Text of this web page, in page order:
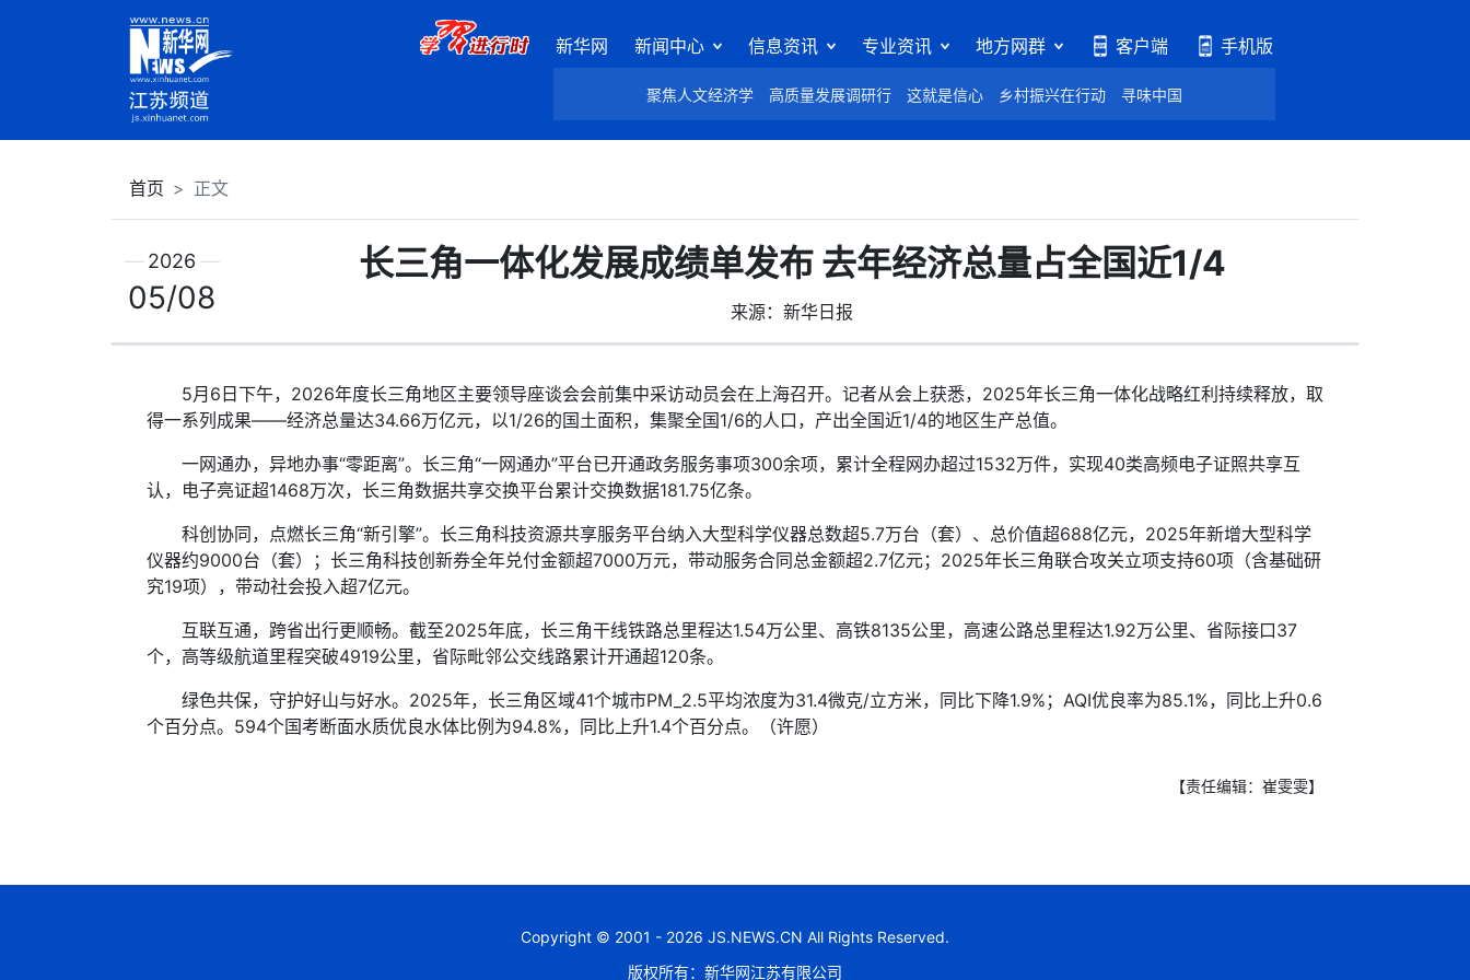
新华网 新闻中心 信息资讯 专业资讯 地方网群 客户端 手机版
聚焦人文经济学 高质量发展调研行 这就是信心 乡村振兴在行动 寻味中国
首页 正文
长三角一体化发展成绩单发布 去年经济总量占全国近1/4
来源：新华日报
2026
05/08
5月6日下午，2026年度长三角地区主要领导座谈会会前集中采访动员会在上海召开。记者从会上获悉，2025年长三角一体化战略红利持续释放，取
得一系列成果——经济总量达34.66万亿元，以1/26的国土面积，集聚全国1/6的人口，产出全国近1/4的地区生产总值。
一网通办，异地办事“零距离”。长三角“一网通办”平台已开通政务服务事项300余项，累计全程网办超过1532万件，实现40类高频电子证照共享互
认，电子亮证超1468万次，长三角数据共享交换平台累计交换数据181.75亿条。
科创协同，点燃长三角“新引擎”。长三角科技资源共享服务平台纳入大型科学仪器总数超5.7万台（套）、总价值超688亿元，2025年新增大型科学
仪器约9000台（套）；长三角科技创新券全年兑付金额超7000万元，带动服务合同总金额超2.7亿元；2025年长三角联合攻关立项支持60项（含基础研
究19项），带动社会投入超7亿元。
互联互通，跨省出行更顺畅。截至2025年底，长三角干线铁路总里程达1.54万公里、高铁8135公里，高速公路总里程达1.92万公里、省际接口37
个，高等级航道里程突破4919公里，省际毗邻公交线路累计开通超120条。
绿色共保，守护好山与好水。2025年，长三角区域41个城市PM_2.5平均浓度为31.4微克/立方米，同比下降1.9%；AQI优良率为85.1%，同比上升0.6
个百分点。594个国考断面水质优良水体比例为94.8%，同比上升1.4个百分点。（许愿）
【责任编辑：崔雯雯】
Copyright © 2001 - 2026 JS.NEWS.CN All Rights Reserved.
版权所有：新华网江苏有限公司